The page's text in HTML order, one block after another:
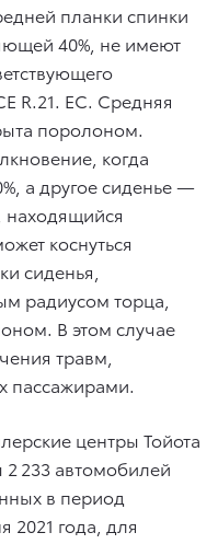
планки спинки
40%, не имеют
R.21. EC. Средняя
поролоном.
когда
а другое сиденье —
находящийся
коснуться
сиденья,
радиусом торца,
В этом случае
травм,
пассажирами.
центры Тойота
233 автомобилей
в период
2021 года, для